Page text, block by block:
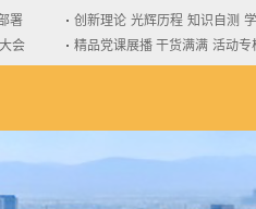
署
会
创新理论 光辉历程 知识自测
精品党课展播 干货满满 活动专